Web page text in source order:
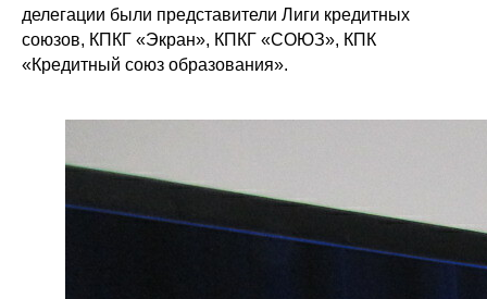
делегации были представители Лиги кредитных
союзов, КПКГ «Экран», КПКГ «СОЮЗ», КПК
«Кредитный союз образования».